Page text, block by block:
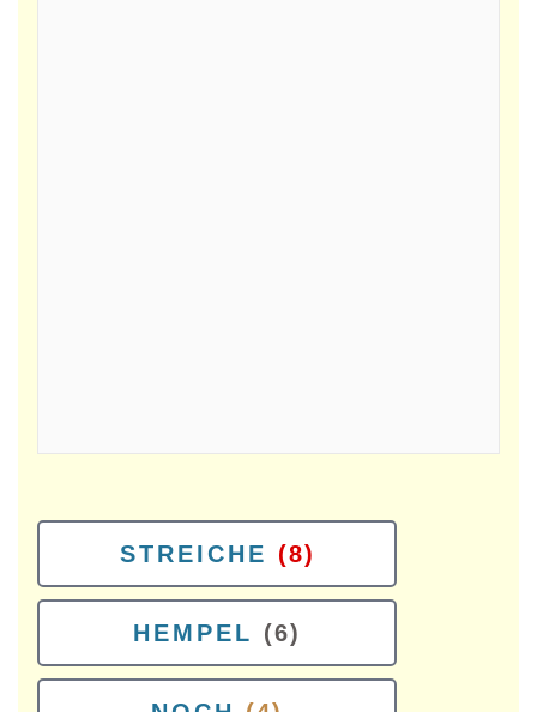
STREICHE (8)
HEMPEL (6)